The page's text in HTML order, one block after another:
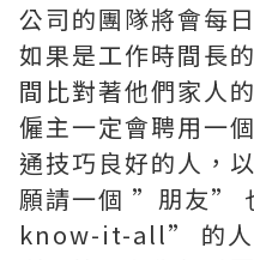
公司的團隊將會每
如果是工作時間長
間比對著他們家人
僱主一定會聘用一
通技巧良好的人，
願請一個 ”朋友”
know-it-all” 的人